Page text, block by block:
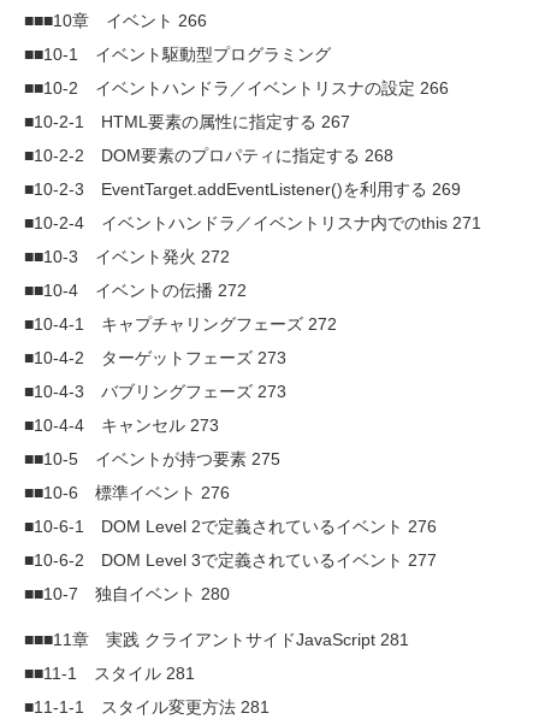
■■■10章 イベント 266
■■10-1 イベント駆動型プログラミング
■■10-2 イベントハンドラ／イベントリスナの設定 266
■10-2-1 HTML要素の属性に指定する 267
■10-2-2 DOM要素のプロパティに指定する 268
■10-2-3 EventTarget.addEventListener()を利用する 269
■10-2-4 イベントハンドラ／イベントリスナ内でのthis 271
■■10-3 イベント発火 272
■■10-4 イベントの伝播 272
■10-4-1 キャプチャリングフェーズ 272
■10-4-2 ターゲットフェーズ 273
■10-4-3 バブリングフェーズ 273
■10-4-4 キャンセル 273
■■10-5 イベントが持つ要素 275
■■10-6 標準イベント 276
■10-6-1 DOM Level 2で定義されているイベント 276
■10-6-2 DOM Level 3で定義されているイベント 277
■■10-7 独自イベント 280
■■■11章 実践 クライアントサイドJavaScript 281
■■11-1 スタイル 281
■11-1-1 スタイル変更方法 281